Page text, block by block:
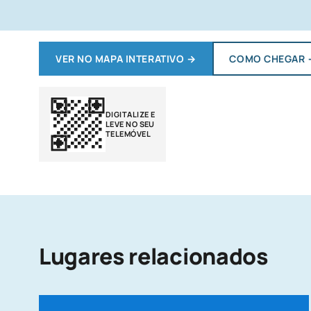
VER NO MAPA INTERATIVO → COMO CHEGAR
DIGITALIZE E
LEVE NO SEU
TELEMÓVEL
Lugares relacionados